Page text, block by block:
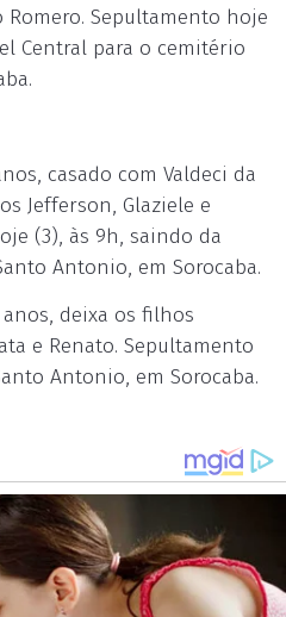
Romero. Sepultamento hoje
Central para o cemitério
casado com Valdeci da
Jefferson, Glaziele e
(3), às 9h, saindo da
Antonio, em Sorocaba.
anos, deixa os filhos
e Renato. Sepultamento
Antonio, em Sorocaba.